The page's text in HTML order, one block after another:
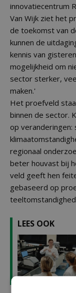
innovatiecentrum
Van Wijk ziet het
de toekomst van
kunnen de
kennis van
mogelijkheid om
sector sterker,
maken.'
Het proefveld
binnen de sector.
op
regionaal
beter houvast bij
veld geeft hen
gebaseerd op
LEES OOK